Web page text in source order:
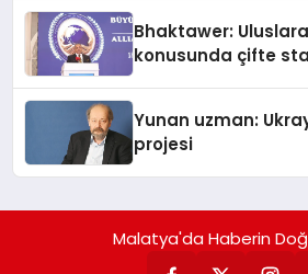
Bhaktawer:
konusunda çifte
Yunan uzman:
projesi
Malatya'da Haberin